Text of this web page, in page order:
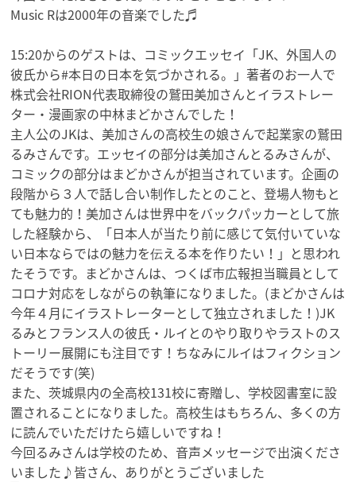
Music Rは2000年の音楽でした♬
15:20からのゲストは、コミックエッセイ「JK、外国人の
彼氏から#本日の日本を気づかされる。」著者のお一人で
株式会社RION代表取締役の鷲田美加さんとイラ ストレー
ター・漫画家の中林まどかさんでした！
主人公のJKは、美加さんの高校生の娘さんで起業家の鷲田
るみさんです。 エッセイの部分は美加さんとるみさんが、
コミックの部分はまどかさんが担当されています。企画の
段階から３人で話し合い制作したとのこと、 登場人物もと
ても魅力的！美加さんは世界中をバックパッカーとして旅
した経験から、「日本人が当たり前に感じて気付いていな
い日本ならではの魅力を伝える本を作りたい！」と思われ
たそうです。まどかさんは、 つくば市広報担当職員として
コロナ対応をしながらの執筆になりま した。(まどかさんは
今年４月にイラストレーターとして独立されました！ )JK
るみとフランス人の彼氏・ ルイとのやり取りやラストのス
トーリー展開にも注目です！ ちなみにルイはフィクション
だそうです(笑)
また、茨城県内の全高校131校に寄贈し、 学校図書室に設
置されることになりました。高校生はもちろん、 多くの方
に読んでいただけたら嬉しいですね！
今回るみさんは学校のため、 音声メッセージで出演くださ
いました♪皆さん、 ありがとうございました